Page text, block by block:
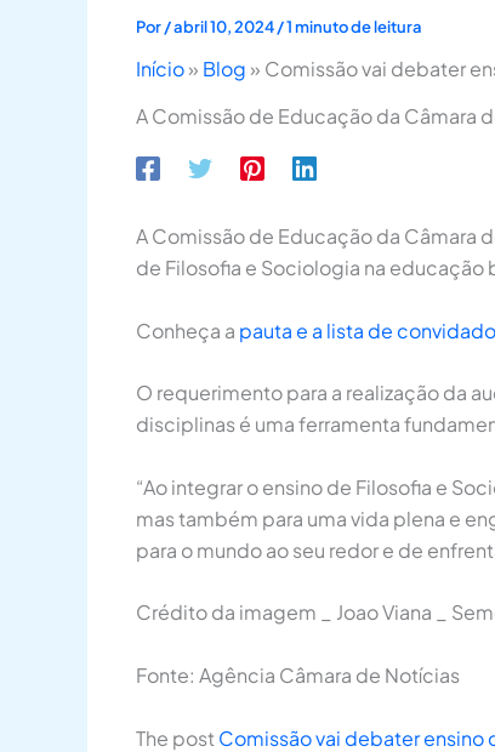
Por/abril 10, 2024/1 minuto de leitura
Início» Blog » Comissão vai debater
A Comissão de Educação da Câmara
A Comissão de Educação da Câmara
de Filosofia e Sociologia na educação
Conheça a pauta e a lista de
O requerimento para a realização da
disciplinas é uma ferramenta
“Ao integrar o ensino de Filosofia e
mas também para uma vida plena e
para o mundo ao seu redor e de
Crédito da imagem _ Joao Viana _
Fonte: Agência Câmara de Notícias
The post Comissão vai debater ensino